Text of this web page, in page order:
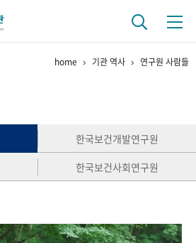
는 연구 역사
연구자들
home 기관 역사 연구원 사람들
한국보건개발연구원
한국보건사회연구원